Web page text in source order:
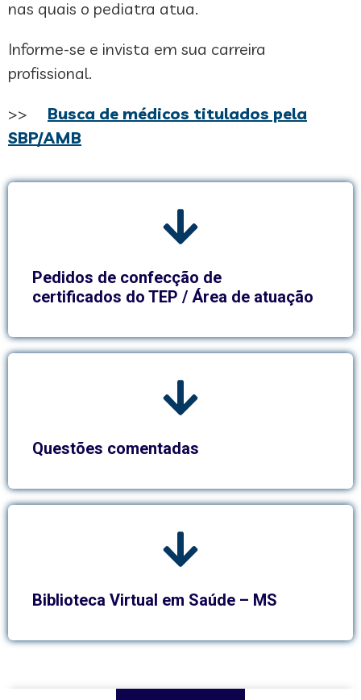
nas quais o pediatra atua.
Informe-se e invista em sua carreira
profissional.
>>
Busca de médicos titulados pela
SBP/AMB
Pedidos de confecção de
certificados do TEP / Área de atuação
Questões comentadas
Biblioteca Virtual em Saúde – MS